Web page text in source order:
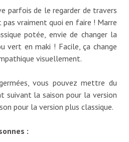
parfois de le regarder de travers
vraiment quoi en faire ! Marre
potée, envie de changer la
vert en maki ! Facile, ça change
visuellement.
vous pouvez mettre du
suivant la saison pour la version
pour la version plus classique.
: